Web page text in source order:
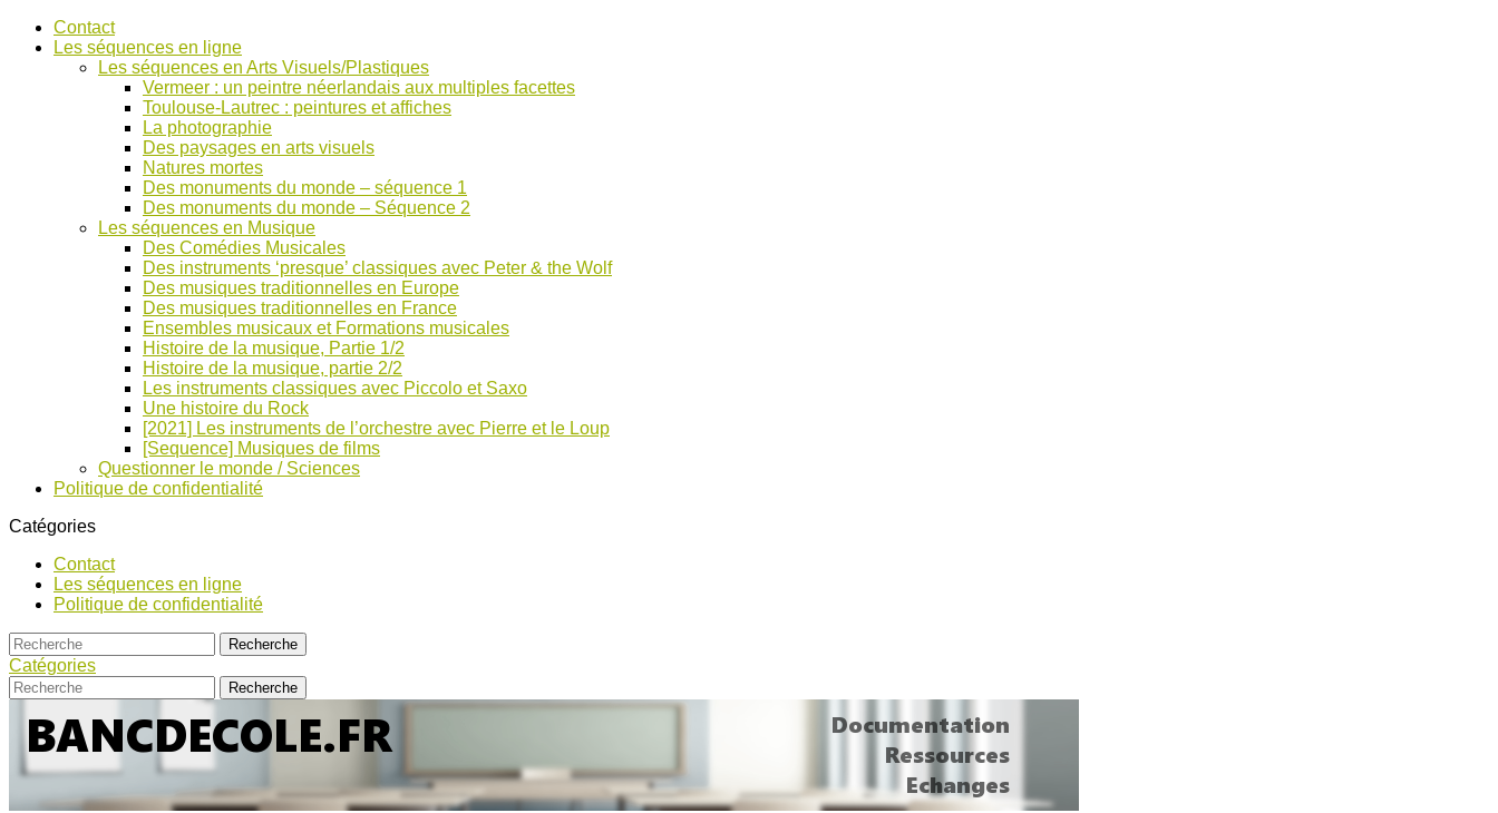
AccéderContact
Les séquences en ligne
Les séquences en Arts Visuels/Plastiques
Vermeer : un peintre néerlandais aux multiples facettes
Toulouse-Lautrec : peintures et affiches
La photographie
Des paysages en arts visuels
Natures mortes
Des monuments du monde – séquence 1
Des monuments du monde – Séquence 2
Les séquences en Musique
Des Comédies Musicales
Des instruments ‘presque’ classiques avec Peter & the Wolf
Des musiques traditionnelles en Europe
Des musiques traditionnelles en France
Ensembles musicaux et Formations musicales
Histoire de la musique, Partie 1/2
Histoire de la musique, partie 2/2
Les instruments classiques avec Piccolo et Saxo
Une histoire du Rock
[2021] Les instruments de l’orchestre avec Pierre et le Loup
[Sequence] Musiques de films
Questionner le monde / Sciences
Politique de confidentialité
Catégories
Contact
Les séquences en ligne
Politique de confidentialité
Catégories